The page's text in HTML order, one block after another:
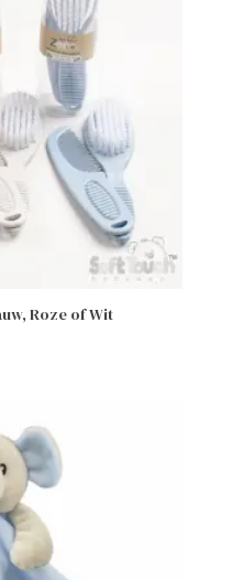
Roze of Wit